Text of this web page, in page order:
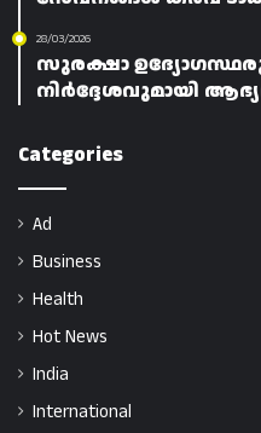
28/03/2026
സുരക്ഷാ
നിർദ്ദേശവുമായി
Categories
Ad
Business
Health
Hot News
India
International